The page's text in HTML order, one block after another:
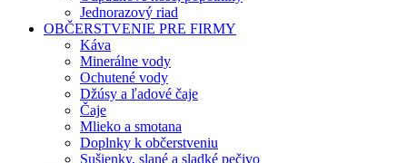
Jednorazový riad
OBČERSTVENIE PRE FIRMY
Káva
Minerálne vody
Ochutené vody
Džúsy a ľadové čaje
Čaje
Mlieko a smotana
Doplnky k občerstveniu
Sušienky, slané a sladké pečivo